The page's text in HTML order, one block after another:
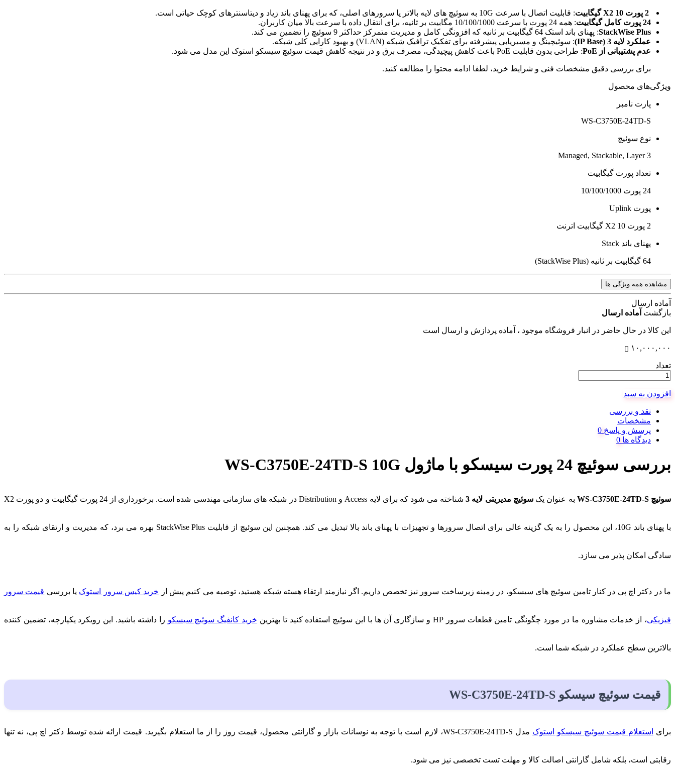
: قابلیت اتصال با سرعت 10G به سوئیچ‌ های لایه بالاتر یا سرورهای اصلی، که برای پهنای باند زیاد و دیتاسنترهای کوچک حیاتی است.
24 پورت کامل گیگابیت
: همه 24 پورت با سرعت 10/100/1000 مگابیت بر ثانیه، برای انتقال داده با سرعت بالا میان کاربران.
StackWise Plus: پهنای باند استک 64 گیگابیت بر ثانیه که افزونگی کامل و مدیریت متمرکز حداکثر 9 سوئیچ را تضمین می‌ کند.
عملکرد لایه 3 (IP Base)
: سوئیچینگ و مسیریابی پیشرفته برای تفکیک ترافیک شبکه (VLAN) و بهبود کارایی کلی شبکه.
عدم پشتیبانی از PoE
: طراحی بدون قابلیت PoE باعث کاهش پیچیدگی، مصرف برق و در نتیجه کاهش قیمت سوئیچ سیسکو استوک این مدل می‌ شود.
برای بررسی دقیق مشخصات فنی و شرایط خرید، لطفا ادامه محتوا را مطالعه کنید.
ویژگی‌های محصول
پارت نامبر
WS-C3750E-24TD-S
نوع سوئیچ
Managed, Stackable, Layer 3
تعداد پورت گیگابیت
24 پورت 10/100/1000
پورت Uplink
2 پورت X2 10 گیگابیت اترنت
پهنای باند Stack
64 گیگابیت بر ثانیه (StackWise Plus)
مشاهده همه ویژگی ها
آماده ارسال
بازگشت آماده ارسال
این کالا در حال حاضر در انبار فروشگاه موجود ، آماده پردازش و ارسال است
۱۰,۰۰۰,۰۰۰
تعداد
افزودن به سبد
نقد و بررسی
مشخصات
پرسش و پاسخ
دیدگاه ها
بررسی سوئیچ 24 پورت سیسکو با ماژول WS-C3750E-24TD-S 10G
سوئیچ WS-C3750E-24TD-S به عنوان یکسوئیچ مدیریتی لایه 3 شناخته می‌ شود که برای لایه Access و Distribution در شبکه‌ های سازمانی مهندسی شده است. برخورداری از 24 پورت گیگابیت و دو پورت X2
با پهنای باند 10G، این محصول را به یک گزینه عالی برای اتصال سرورها و تجهیزات با پهنای باند بالا تبدیل می‌ کند. همچنین این سوئیچ از قابلیت StackWise Plus بهره می‌ برد، که مدیریت و ارتقای شبکه را به
سادگی امکان پذیر می‌ سازد.
ما در دکتر اچ پی در کنار تامین سوئیچ‌ های سیسکو، در زمینه زیرساخت سرور نیز تخصص داریم. اگر نیازمند ارتقاء هسته شبکه هستید، توصیه می‌ کنیم پیش از خرید کیس سرور استوک یا بررسی قیمت سرور
فیزیکی، از خدمات مشاوره ما در مورد چگونگی تامین قطعات سرور HP و سازگاری آن‌ ها با این سوئیچ استفاده کنید تا بهترین خرید کانفیگ سوئیچ سیسکو را داشته باشید. این رویکرد یکپارچه، تضمین کننده
بالاترین سطح عملکرد در شبکه شما است.
قیمت سوئیچ سیسکو WS-C3750E-24TD-S
برای استعلام قیمت سوئیچ سیسکو استوک مدل WS-C3750E-24TD-S، لازم است با توجه به نوسانات بازار و گارانتی محصول، قیمت روز را از ما استعلام بگیرید. قیمت ارائه شده توسط دکتر اچ پی، نه تنها
رقابتی است، بلکه شامل گارانتی اصالت کالا و مهلت تست تخصصی نیز می‌ شود.